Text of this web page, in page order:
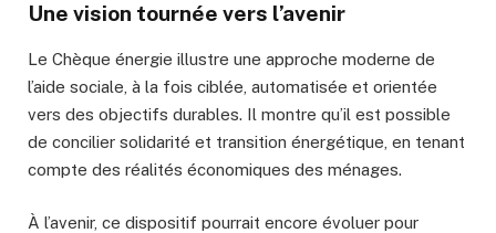
Une vision tournée vers l’avenir
Le Chèque énergie illustre une approche moderne de
l’aide sociale, à la fois ciblée, automatisée et orientée
vers des objectifs durables. Il montre qu’il est possible
de concilier solidarité et transition énergétique, en tenant
compte des réalités économiques des ménages.
À l’avenir, ce dispositif pourrait encore évoluer pour